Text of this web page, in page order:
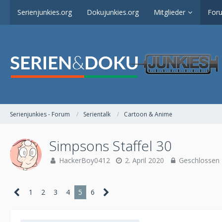
Serienjunkies.org Dokujunkies.org Mitglieder
Serienjunkies - Forum Serientalk Cartoon & Anime
Simpsons Staffel 30
HackerBoy0412 2. April 2020 Geschlossen
1 2 3 4 5 6